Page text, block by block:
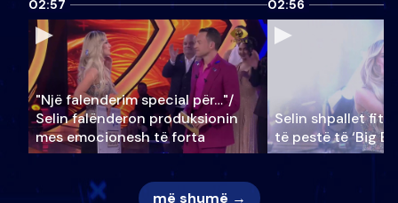
02:57
"Një falenderim special për…"/
Selin falënderon produksionin
mes emocionesh të forta
02:56
Selin shpallet
të pestë të ‘Big
më shumë →